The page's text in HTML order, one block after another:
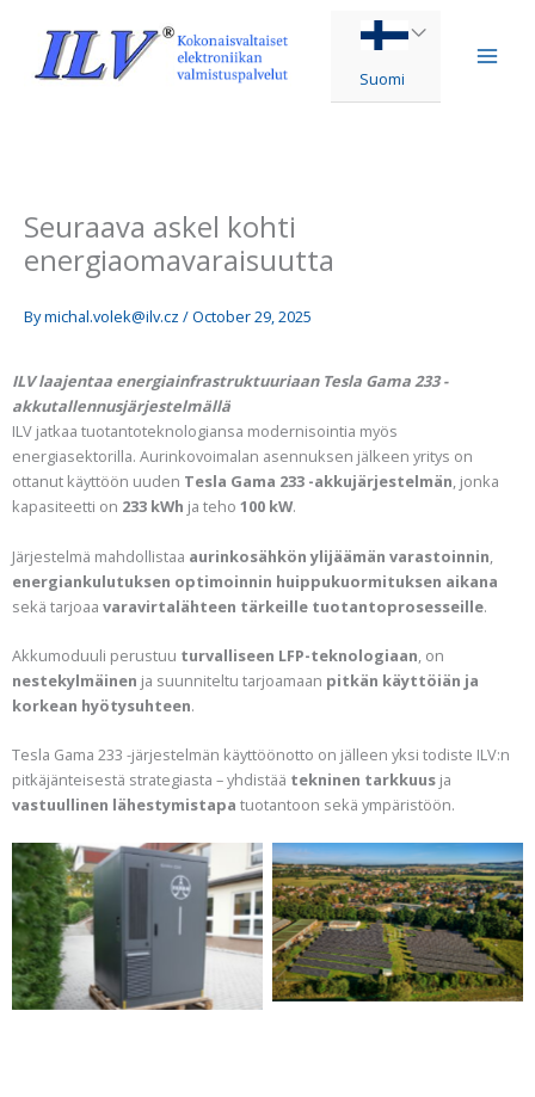
content
Suomi
Seuraava askel kohti
energiaomavaraisuutta
Bymichal.volek@ilv.cz /October 29, 2025
ILV laajentaa energiainfrastruktuuriaan Tesla Gama 233 -
akkutallennusjärjestelmällä
ILV jatkaa tuotantoteknologiansa modernisointia myös
energiasektorilla. Aurinkovoimalan asennuksen jälkeen yritys on
ottanut käyttöön uuden Tesla Gama 233 -akkujärjestelmän, jonka
kapasiteetti on 233 kWh ja teho 100 kW.
Järjestelmä mahdollistaa aurinkosähkön ylijäämän varastoinnin
energiankulutuksen optimoinnin huippukuormituksen aikana
sekä tarjoaa varavirtalähteen tärkeille tuotantoprosesseille.
Akkumoduuli perustuu turvalliseen LFP-teknologiaan, on
nestekylmäinen ja suunniteltu tarjoamaan pitkän käyttöiän ja
korkean hyötysuhteen.
Tesla Gama 233 -järjestelmän käyttöönotto on jälleen yksi todiste ILV:n
pitkäjänteisestä strategiasta – yhdistää tekninen tarkkuus ja
vastuullinen lähestymistapa tuotantoon sekä ympäristöön.
SAMSUNG CSC ILV s.r.o. Příchovice 2025